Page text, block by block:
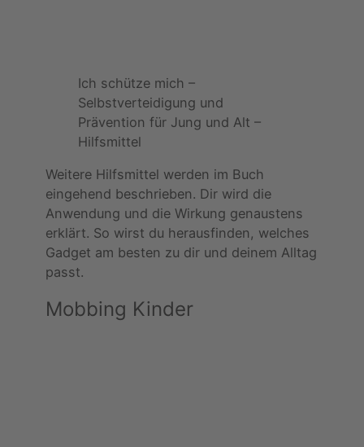
Ich schütze mich –
Selbstverteidigung und
Prävention für Jung und Alt –
Hilfsmittel
Weitere Hilfsmittel werden im Buch
eingehend beschrieben. Dir wird die
Anwendung und die Wirkung genaustens
erklärt. So wirst du herausfinden, welches
Gadget am besten zu dir und deinem Alltag
passt.
Mobbing Kinder